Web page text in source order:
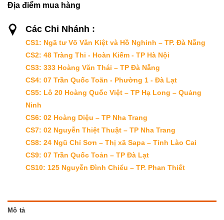
Địa điểm mua hàng
Các Chi Nhánh :
CS1: Ngã tư Võ Văn Kiệt và Hồ Nghinh – TP. Đà Nẵng
CS2: 48 Tràng Thi - Hoàn Kiếm - TP Hà Nội
CS3: 333 Hoàng Văn Thái – TP Đà Nẵng
CS4: 07 Trần Quốc Toãn - Phường 1 - Đà Lạt
CS5: Lô 20 Hoàng Quốc Việt – TP Hạ Long – Quảng
Ninh
CS6: 02 Hoàng Diệu – TP Nha Trang
CS7: 02 Nguyễn Thiệt Thuật – TP Nha Trang
CS8: 24 Ngũ Chỉ Sơn – Thị xã Sapa – Tỉnh Lào Cai
CS9: 07 Trần Quốc Toản – TP Đà Lạt
CS10: 125 Nguyễn Đình Chiểu – TP. Phan Thiết
Mô tả